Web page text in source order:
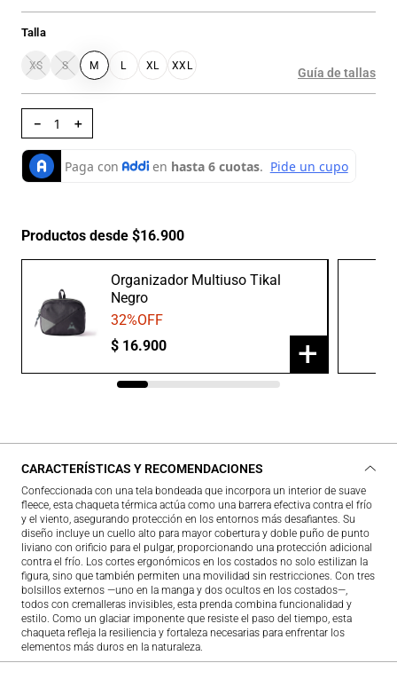
Talla
XS S M L XL XXL
Guía de tallas
＋
－
Productos desde $16.900
Organizador Multiuso Tikal
Negro
32%OFF
$ 16.900 +
CARACTERÍSTICAS Y RECOMENDACIONES
Confeccionada con una tela bondeada que incorpora un interior de suave
fleece, esta chaqueta térmica actúa como una barrera efectiva contra el frío
y el viento, asegurando protección en los entornos más desafiantes. Su
diseño incluye un cuello alto para mayor cobertura y doble puño de punto
liviano con orificio para el pulgar, proporcionando una protección adicional
contra el frío. Los cortes ergonómicos en los costados no solo estilizan la
figura, sino que también permiten una movilidad sin restricciones. Con tres
bolsillos externos —uno en la manga y dos ocultos en los costados—,
todos con cremalleras invisibles, esta prenda combina funcionalidad y
estilo. Como un glaciar imponente que resiste el paso del tiempo, esta
chaqueta refleja la resiliencia y fortaleza necesarias para enfrentar los
elementos más duros en la naturaleza.